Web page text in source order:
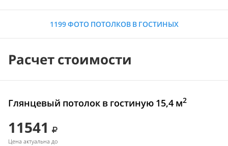
1199 ФОТО ПОТОЛКОВ В ГОСТИНЫХ
Расчет стоимости
Глянцевый потолок в гостиную 15,4 м2
11541
Цена актуальна до